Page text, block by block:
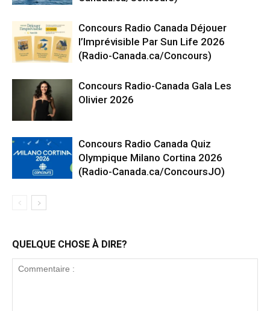
Concours Radio Canada Déjouer
l’Imprévisible Par Sun Life 2026
(Radio-Canada.ca/Concours)
Concours Radio-Canada Gala Les
Olivier 2026
Concours Radio Canada Quiz
Olympique Milano Cortina 2026
(Radio-Canada.ca/ConcoursJO)
QUELQUE CHOSE À DIRE?